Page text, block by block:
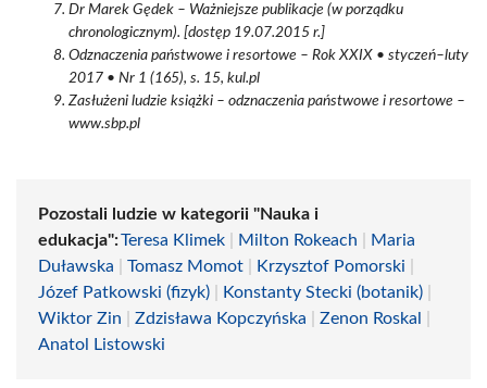
Dr Marek Gędek – Ważniejsze publikacje (w porządku
chronologicznym). [dostęp 19.07.2015 r.]
Odznaczenia państwowe i resortowe – Rok XXIX • styczeń–luty
2017 • Nr 1 (165), s. 15, kul.pl
Zasłużeni ludzie książki – odznaczenia państwowe i resortowe –
www.sbp.pl
Pozostali ludzie w kategorii "Nauka i
edukacja":Teresa Klimek Milton Rokeach
Maria
Duławska
Tomasz Momot Krzysztof Pomorski
Józef Patkowski (fizyk)
Konstanty Stecki (botanik)
Wiktor Zin
Zdzisława Kopczyńska Zenon Roskal
Anatol Listowski